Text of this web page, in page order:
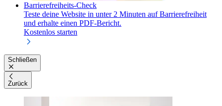
Barrierefreiheits-Check
Teste deine Website in unter 2 Minuten auf Barrierefreiheit
und erhalte einen PDF-Bericht.
Kostenlos starten
Schließen
Zurück